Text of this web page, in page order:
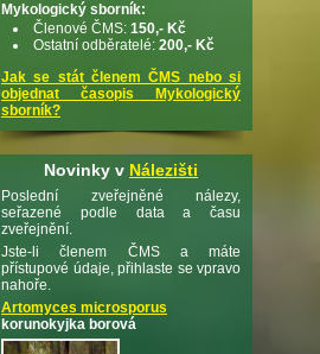
Mykologický sborník:
Členové ČMS: 150,- Kč
Ostatní odběratelé: 200,- Kč
Jak se stát členem ČMS nebo si
objednat časopis Mykologický
sborník?
Novinky v Nálezišti
Poslední zveřejněné nálezy,
seřazené podle data a času
zveřejnění.
Jste-li členem ČMS a máte
přístupové údaje, přihlaste se vpravo
nahoře.
Artomyces microsporus
korunokyjka borová